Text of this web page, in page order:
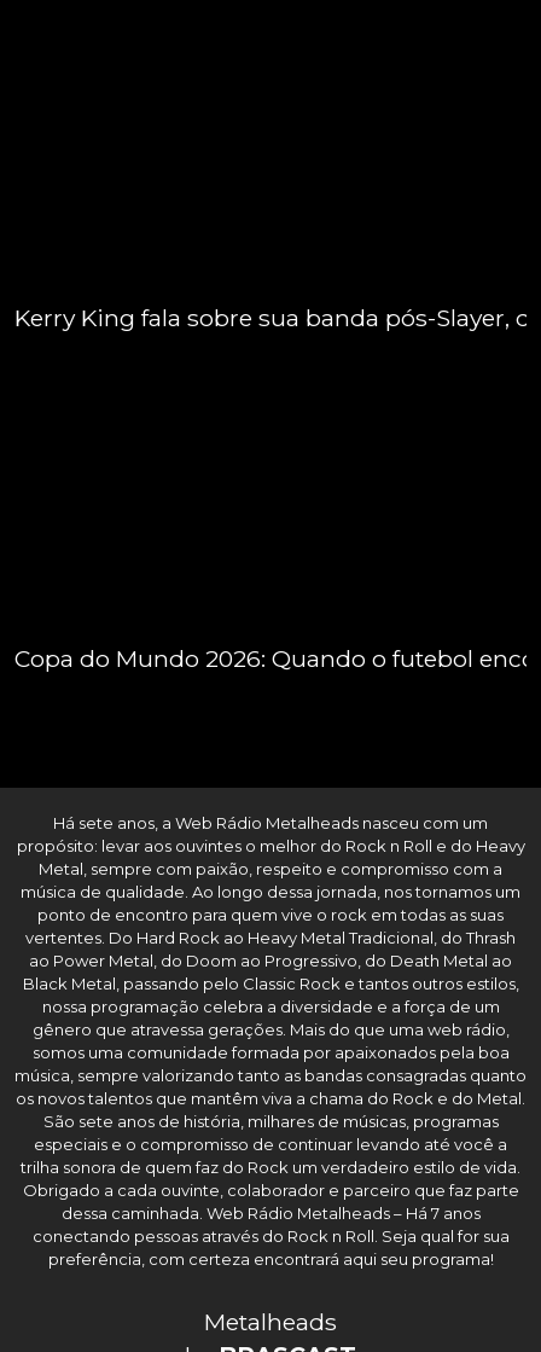
Kerry King fala sobre sua banda pós-Slayer,
Copa do Mundo 2026: Quando o futebol
Há sete anos, a Web Rádio Metalheads nasceu com um
propósito: levar aos ouvintes o melhor do Rock n Roll e do Heavy
Metal, sempre com paixão, respeito e compromisso com a
música de qualidade. Ao longo dessa jornada, nos tornamos um
ponto de encontro para quem vive o rock em todas as suas
vertentes. Do Hard Rock ao Heavy Metal Tradicional, do Thrash
ao Power Metal, do Doom ao Progressivo, do Death Metal ao
Black Metal, passando pelo Classic Rock e tantos outros estilos,
nossa programação celebra a diversidade e a força de um
gênero que atravessa gerações. Mais do que uma web rádio,
somos uma comunidade formada por apaixonados pela boa
música, sempre valorizando tanto as bandas consagradas quanto
os novos talentos que mantêm viva a chama do Rock e do Metal.
São sete anos de história, milhares de músicas, programas
especiais e o compromisso de continuar levando até você a
trilha sonora de quem faz do Rock um verdadeiro estilo de vida.
Obrigado a cada ouvinte, colaborador e parceiro que faz parte
dessa caminhada. Web Rádio Metalheads – Há 7 anos
conectando pessoas através do Rock n Roll. Seja qual for sua
preferência, com certeza encontrará aqui seu programa!
Metalheads